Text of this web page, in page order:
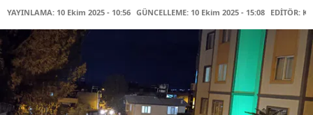
YAYINLAMA: 10 Ekim 2025 - 10:56 GÜNCELLEME: 10 Ekim 2025 - 15:08 EDİTÖR: